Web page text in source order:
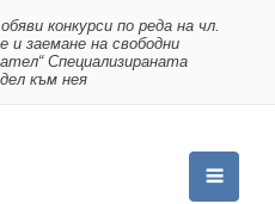
конкурси по реда на чл.
и заемане на свободни
Специализираната
към нея